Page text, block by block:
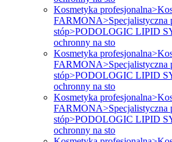
Kosmetyka
FARMONA>Specjalistyczna
stóp>PODOLOGIC LIPID
ochronny na sto
Kosmetyka
FARMONA>Specjalistyczna
stóp>PODOLOGIC LIPID
ochronny na sto
Kosmetyka
FARMONA>Specjalistyczna
stóp>PODOLOGIC LIPID
ochronny na sto